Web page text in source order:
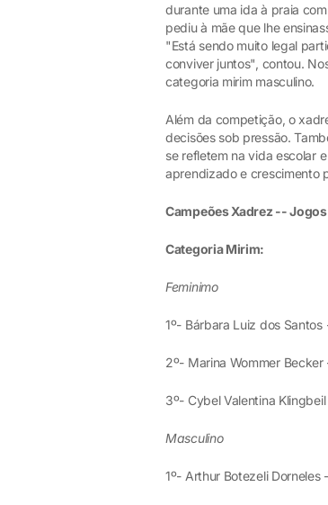
durante uma ida à praia
pediu à mãe que lhe
"Está sendo muito legal
conviver juntos", contou.
categoria mirim masculino.
Além da competição, o
decisões sob pressão.
se refletem na vida escolar
aprendizado e crescimento
Campeões Xadrez --
Categoria Mirim:
Feminimo
1º- Bárbara Luiz dos
2º- Marina Wommer
3º- Cybel Valentina
Masculino
1º- Arthur Botezeli Dorneles